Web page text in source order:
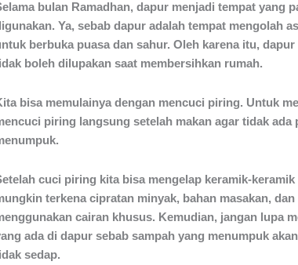
bulan Ramadhan, dapur menjadi tempat yang
Ya, sebab dapur adalah tempat mengolah
berbuka puasa dan sahur. Oleh karena itu,
boleh dilupakan saat membersihkan rumah.
bisa memulainya dengan mencuci piring. Untuk
piring langsung setelah makan agar tidak ada
cuci piring kita bisa mengelap keramik-
terkena cipratan minyak, bahan masakan,
cairan khusus. Kemudian, jangan lupa
ada di dapur sebab sampah yang menumpuk
sedap.